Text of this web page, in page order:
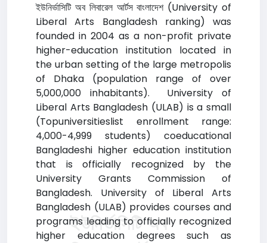
ইউনির্ভাসিটি অব লিবারেল আর্টস বাংলাদেশ (University of
Liberal Arts Bangladesh ranking) was
founded in 2004 as a non-profit private
higher-education institution located in
the urban setting of the large metropolis
of Dhaka (population range of over
5,000,000 inhabitants). University of
Liberal Arts Bangladesh (ULAB) is a small
(Topuniversitieslist enrollment range:
4,000-4,999 students) coeducational
Bangladeshi higher education institution
that is officially recognized by the
University Grants Commission of
Bangladesh. University of Liberal Arts
Bangladesh (ULAB) provides courses and
programs leading to officially recognized
higher education degrees such as
ইউনির্ভাসিটি অব